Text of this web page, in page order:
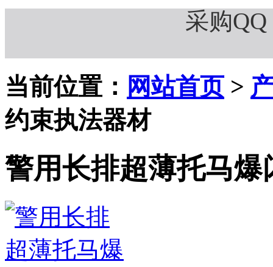
采购QQ
当前位置： 网站首页>
约束执法器材
警用长排超薄托马爆